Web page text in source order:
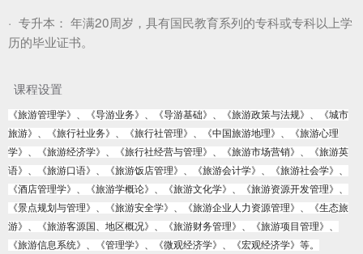
· 专升本： 年满20周岁，具有国民教育系列的专科或专科以上学
历的毕业证书。
课程设置
《旅游管理学》、《导游业务》、《导游基础》、《旅游政策与法规》、《城市
旅游》、《旅行社业务》、《旅行社管理》、《中国旅游地理》、《旅游心理
学》、《旅游经济学》、《旅行社经营与管理》、《旅游市场营销》、《旅游英
语》、《旅游口语》、《旅游饭店管理》、《旅游会计学》、《旅游社会学》、
《酒店管理学》、《旅游学概论》、《旅游文化学》、《旅游资源开发管理》、
《景点规划与管理》、《旅游安全学》、《旅游企业人力资源管理》、《生态旅
游》、《旅游客源国、地区概况》、《旅游财务管理》、《旅游项目管理》、
《旅游信息系统》、《管理学》、《微观经济学》、《宏观经济学》等。